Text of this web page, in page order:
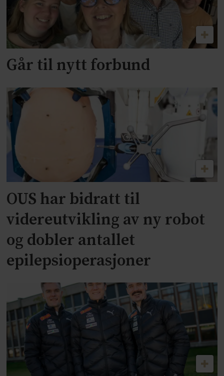
Går til nytt forbund
OUS har bidratt til
videreutvikling av ny robot
og dobler antallet
epilepsioperasjoner